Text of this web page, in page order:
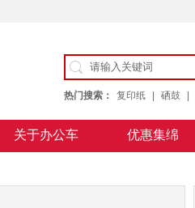
热门搜索： 复印纸 硒鼓
关于办公车 优惠集绵